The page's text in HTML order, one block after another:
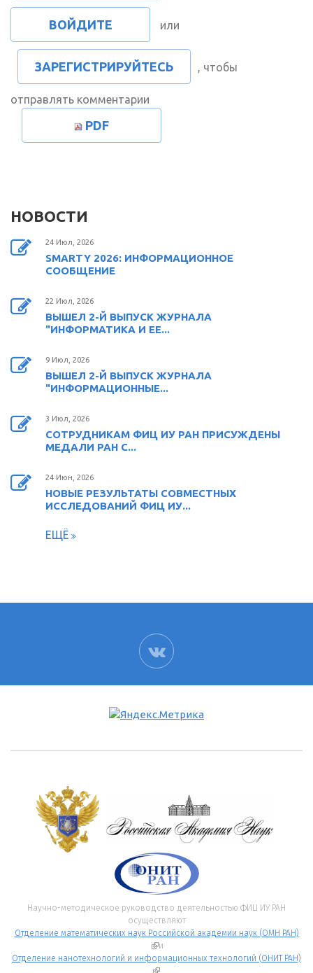
ВОЙДИТЕ или
ЗАРЕГИСТРИРУЙТЕСЬ , чтобы
отправлять комментарии
PDF
НОВОСТИ
24 Июл, 2026
SMARTY 2026: ИНФОРМАЦИОННОЕ
СООБЩЕНИЕ
22 Июл, 2026
ВЫШЕЛ 2-Й ВЫПУСК ЖУРНАЛА
"ИНФОРМАТИКА И ЕЕ...
9 Июл, 2026
ВЫШЕЛ 2-Й ВЫПУСК ЖУРНАЛА
"ИНФОРМАЦИОННЫЕ...
3 Июл, 2026
СОТРУДНИКАМ ФИЦ ИУ РАН ПРИСУЖДЕНЫ
МЕДАЛИ РАН С...
24 Июн, 2026
НОВЫЕ РЕЗУЛЬТАТЫ СОВМЕСТНЫХ
ИССЛЕДОВАНИЙ ФИЦ ИУ...
ЕЩЁ
ВК
Научно-методическое руководство деятельностью ФИЦ ИУ РАН
осуществляют
Отделение математических наук Российской академии наук (ОМН РАН)
(внешняя ссылка)
и
Отделение нанотехнологий и информационных технологий (ОНИТ РАН)
(внешняя ссылка)